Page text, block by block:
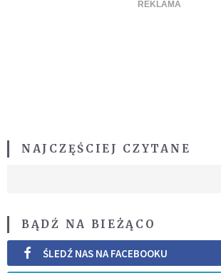
NAJCZĘŚCIEJ CZYTANE
BĄDŹ NA BIEŻĄCO
ŚLEDŹ NAS NA FACEBOOKU